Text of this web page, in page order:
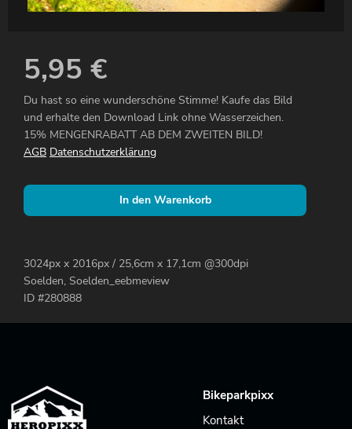
5,95 €
Du hast so eine wunderschöne Stimme! Kaufe das Bild
und erhalte den Download Link ohne Wasserzeichen.
15% MENGENRABATT AB DEM ZWEITEN BILD!
AGB Datenschutzerklärung
In den Warenkorb
3024px x 2016px / 25,6cm x 17,1cm @300dpi
Soelden, Soelden_eebmeview
ID #280888
Bikeparkpixx
Kontakt